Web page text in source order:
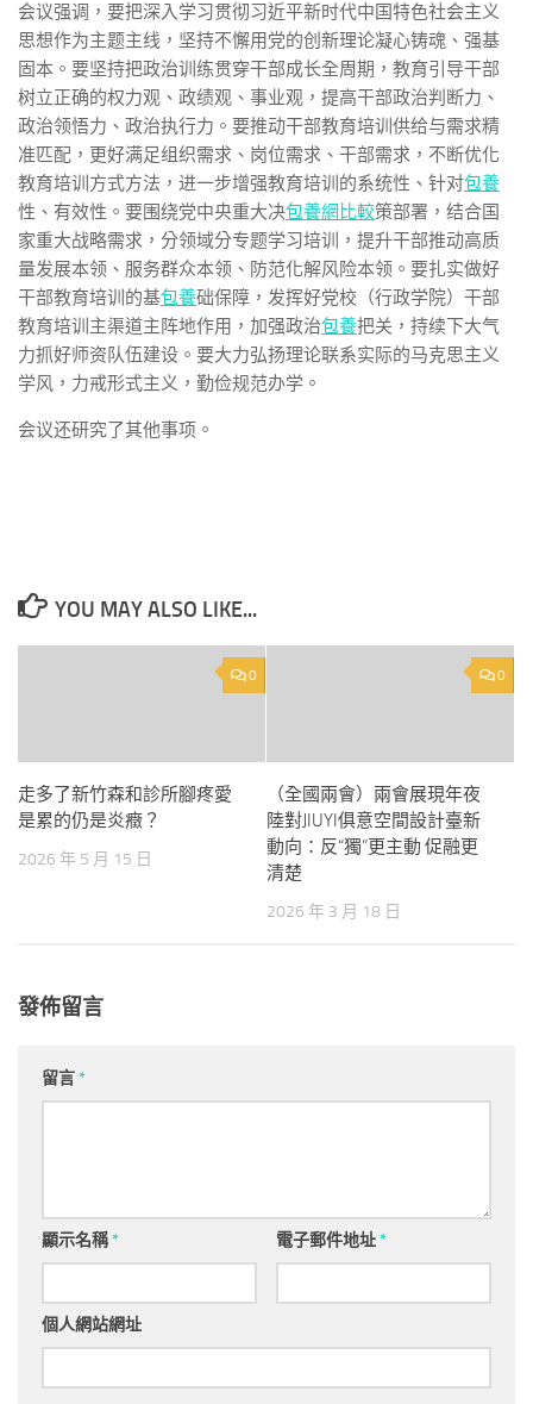
会议强调，要把深入学习贯彻习近平新时代中国特色社会主义
思想作为主题主线，坚持不懈用党的创新理论凝心铸魂、强基
固本。要坚持把政治训练贯穿干部成长全周期，教育引导干部
树立正确的权力观、政绩观、事业观，提高干部政治判断力、
政治领悟力、政治执行力。要推动干部教育培训供给与需求精
准匹配，更好满足组织需求、岗位需求、干部需求，不断优化
教育培训方式方法，进一步增强教育培训的系统性、针对包養
性、有效性。要围绕党中央重大决包養網比較策部署，结合国
家重大战略需求，分领域分专题学习培训，提升干部推动高质
量发展本领、服务群众本领、防范化解风险本领。要扎实做好
干部教育培训的基包養础保障，发挥好党校（行政学院）干部
教育培训主渠道主阵地作用，加强政治包養把关，持续下大气
力抓好师资队伍建设。要大力弘扬理论联系实际的马克思主义
学风，力戒形式主义，勤俭规范办学。
会议还研究了其他事项。
YOU MAY ALSO LIKE...
0
走多了新竹森和診所腳疼愛
是累的仍是炎癥？
2026 年 5 月 15 日
0
（全國兩會）兩會展現年夜
陸對JIUYI俱意空間設計臺新
動向：反“獨”更主動 促融更
清楚
2026 年 3 月 18 日
發佈留言
留言*
顯示名稱* 電子郵件地址*
個人網站網址